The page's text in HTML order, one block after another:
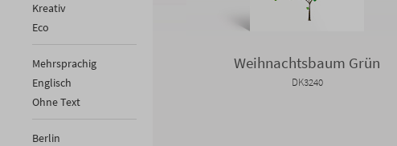
Kreativ
Eco
Mehrsprachig
Englisch
Ohne Text
Berlin
Weihnachtsbaum Grün
DK3240